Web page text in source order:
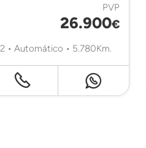
PVP
26.900€
• Automático • 5.780Km.